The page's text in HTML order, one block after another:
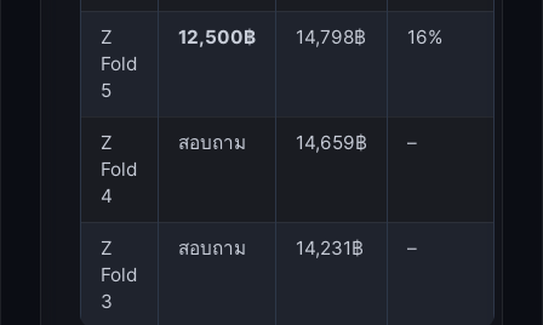
Z
Fold
5
12,500฿ 14,798฿ 16%
Z
Fold
4
สอบถาม 14,659฿ –
Z
Fold
3
สอบถาม 14,231฿ –